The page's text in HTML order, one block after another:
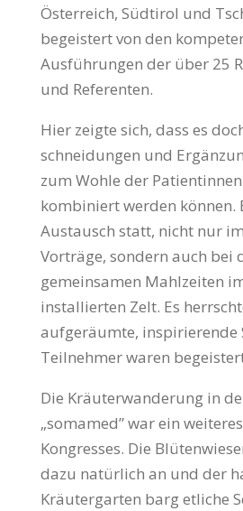
Österreich, Südtirol und
begeistert von den
Ausführungen der über 25
und Referenten.
Hier zeigte sich, dass es
schneidungen und
zum Wohle der
kombiniert werden können.
Austausch statt, nicht nur
Vorträge, sondern auch bei
gemeinsamen Mahlzeiten
installierten Zelt. Es
aufgeräumte, inspirierende
Teil­nehmer waren
Die Kräuterwanderung in
„somamed” war ein
Kongresses. Die
dazu natürlich an und der
Kräutergarten barg etliche